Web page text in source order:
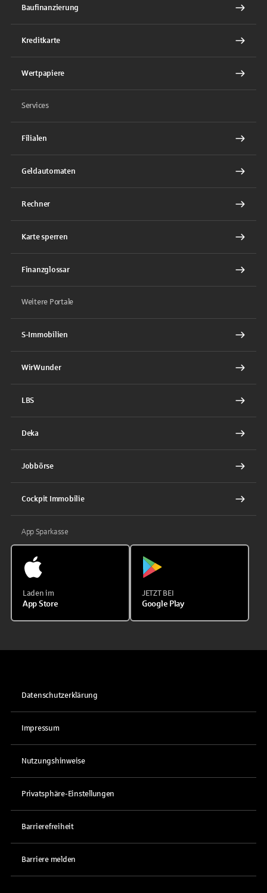
Baufinanzierung
Kreditkarte
Wertpapiere
Services
Filialen
Geldautomaten
Rechner
Karte sperren
Finanzglossar
Weitere Portale
S-Immobilien
WirWunder
LBS
Deka
Jobbörse
Cockpit Immobilie
App Sparkasse
Laden im
App Store
JETZT BEI
Google Play
Datenschutzerklärung
Impressum
Nutzungshinweise
Privatsphäre-Einstellungen
Barrierefreiheit
Barriere melden